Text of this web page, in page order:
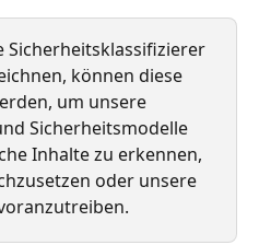
Sicherheitsklassifizierer
können diese
um unsere
Sicherheitsmodelle
Inhalte zu erkennen,
oder unsere